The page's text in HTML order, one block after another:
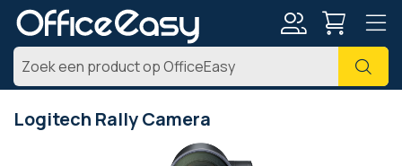
Zoek
Logitech Rally Camera